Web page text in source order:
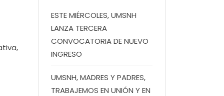
ESTE MIÉRCOLES, UMSNH
LANZA TERCERA
CONVOCATORIA DE NUEVO
INGRESO
UMSNH, MADRES Y PADRES,
TRABAJEMOS EN UNIÓN Y EN